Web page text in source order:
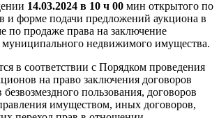
14.03.2024 в 10 ч 00 мин открытого по
и форме подачи предложений аукциона в
по продаже права на заключение
муниципального недвижимого имущества.
в соответствии с Порядком проведения
на право заключения договоров
пользования, договоров
имуществом, иных договоров,